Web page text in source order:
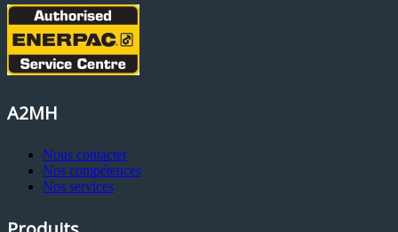
A2MH
Nous contacter
Nos compétences
Nos services